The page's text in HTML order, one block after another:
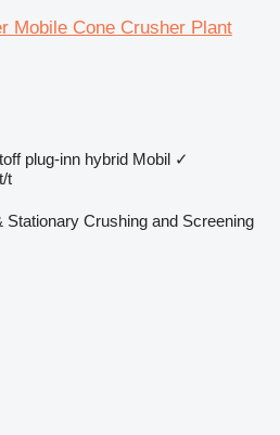
Mobile Cone Crusher Plant
plug-inn hybrid Mobil ✓
t
Crushing and Screening